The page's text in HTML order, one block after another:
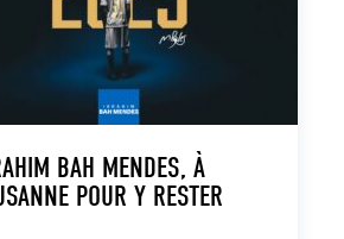
BAH MENDES, À
POUR Y RESTER